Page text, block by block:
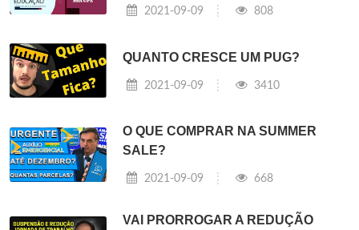
2021-09-09 808
QUANTO CRESCE UM PUG?
2021-09-09 3410
O QUE COMPRAR NA SUMMER
SALE?
2021-09-09 668
VAI PRORROGAR A REDUÇÃO